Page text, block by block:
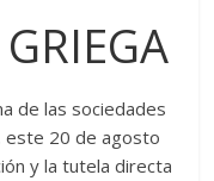
de las sociedades
este 20 de agosto
y la tutela directa